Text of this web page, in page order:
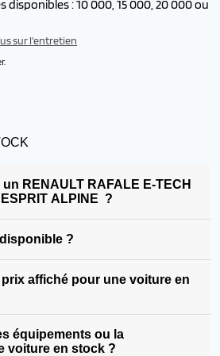
: 10 000, 15 000, 20 000 ou
sur l'entretien
RENAULT RAFALE E-TECH
ALPINE ?
?
prix affiché pour une voiture en
équipements ou la
voiture en stock ?